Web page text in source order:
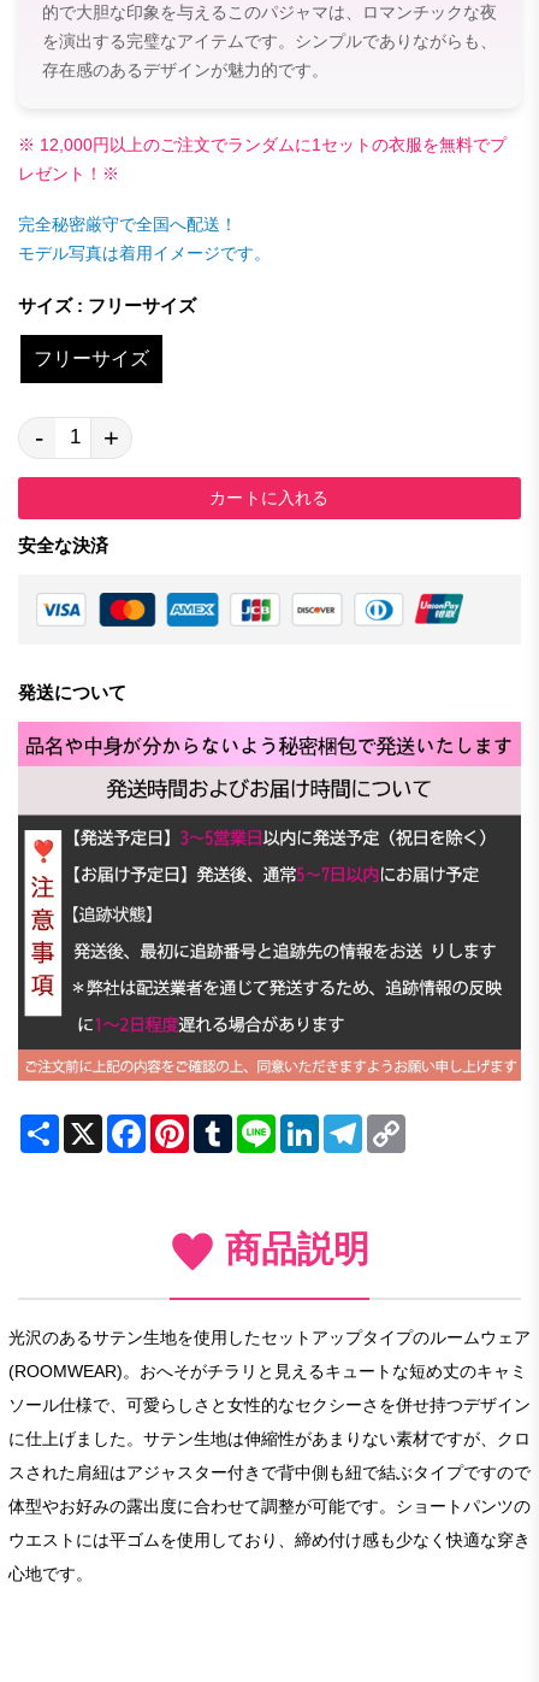
的で大胆な印象を与えるこのパジャマは、ロマンチックな夜
を演出する完璧なアイテムです。シンプルでありながらも、
存在感のあるデザインが魅力的です。
※ 12,000円以上のご注文でランダムに1セットの衣服を無料でプ
レゼント！※
完全秘密厳守で全国へ配送！
モデル写真は着用イメージです。
サイズ : フリーサイズ
フリーサイズ
- +
カートに入れる
安全な決済
発送について
Share X FacebookPinterestTumblrLine LinkedInTelegram
商品説明
光沢のあるサテン生地を使用したセットアップタイプのルームウェア
(ROOMWEAR)。おへそがチラリと見えるキュートな短め丈のキャミ
ソール仕様で、可愛らしさと女性的なセクシーさを併せ持つデザイン
に仕上げました。サテン生地は伸縮性があまりない素材ですが、クロ
スされた肩紐はアジャスター付きで背中側も紐で結ぶタイプですので
体型やお好みの露出度に合わせて調整が可能です。ショートパンツの
ウエストには平ゴムを使用しており、締め付け感も少なく快適な穿き
心地です。